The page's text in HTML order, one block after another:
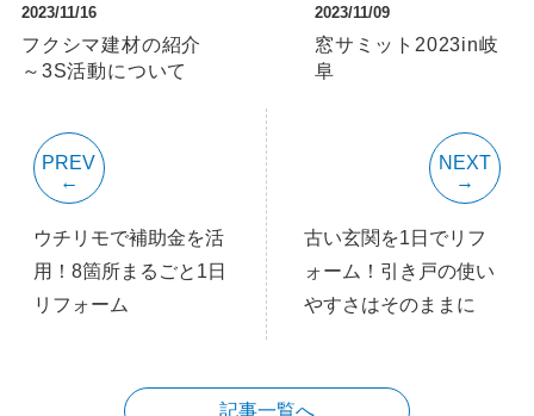
2023/11/16
フクシマ建材の紹介
～3S活動について
2023/11/09
窓サミット2023in岐
阜
PREV
ウチリモで補助金を活
用！8箇所まるごと1日
リフォーム
NEXT
古い玄関を1日でリフ
ォーム！引き戸の使い
やすさはそのままに
記事一覧へ